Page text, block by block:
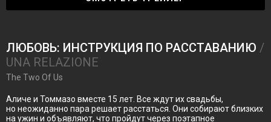
ЛЮБОВЬ: ИНСТРУКЦИЯ ПО РАССТАВАНИЮ /
UNA RELAZIONE
The Two Of Us
Аличе и Томмазо вместе 15 лет. Все ждут их свадьбы,
но неожиданно пара решает расстаться. Они собирают близких
на ужин и объявляют, что пройдут через поэтапное